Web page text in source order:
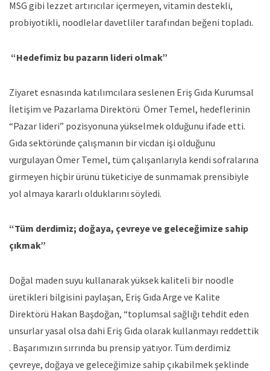
MSG gibi lezzet artırıcılar içermeyen, vitamin destekli,
probiyotikli, noodlelar davetliler tarafından beğeni topladı.
“Hedefimiz bu pazarın lideri olmak”
Ziyaret esnasında katılımcılara seslenen Eriş Gıda Kurumsal
İletişim ve Pazarlama Direktörü Ömer Temel, hedeflerinin
“Pazar lideri” pozisyonuna yükselmek olduğunu ifade etti.
Gıda sektöründe çalışmanın bir vicdan işi olduğunu
vurgulayan Ömer Temel, tüm çalışanlarıyla kendi sofralarına
girmeyen hiçbir ürünü tüketiciye de sunmamak prensibiyle
yol almaya kararlı olduklarını söyledi.
“Tüm derdimiz; doğaya, çevreye ve geleceğimize sahip
çıkmak”
Doğal maden suyu kullanarak yüksek kaliteli bir noodle
üretikleri bilgisini paylaşan, Eriş Gıda Arge ve Kalite
Direktörü Hakan Başdoğan, “toplumsal sağlığı tehdit eden
unsurlar yasal olsa dahi Eriş Gıda olarak kullanmayı reddettik
. Başarımızın sırrında bu prensip yatıyor. Tüm derdimiz
çevreye, doğaya ve geleceğimize sahip çıkabilmek şeklinde